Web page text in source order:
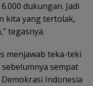
dukungan. Jadi
kita yang tertolak,
tegasnya.
menjawab teka-teki
sempat
Indonesia